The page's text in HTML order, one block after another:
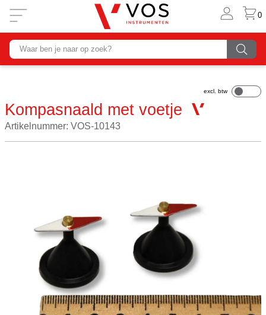
0
Kompasnaald met voetje
Artikelnummer: VOS-10143